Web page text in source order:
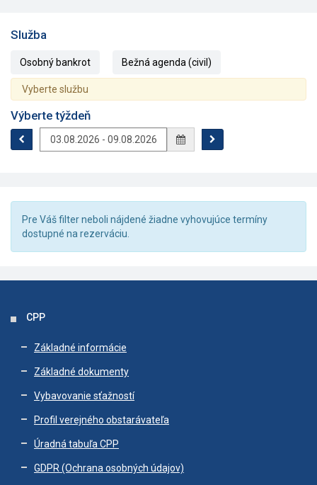
Služba
Osobný bankrot Bežná agenda (civil)
Vyberte službu
Výberte týždeň
Pre Váš filter neboli nájdené žiadne vyhovujúce termíny
dostupné na rezerváciu.
CPP
Základné informácie
Základné dokumenty
Vybavovanie sťažností
Profil verejného obstarávateľa
Úradná tabuľa CPP
GDPR (Ochrana osobných údajov)